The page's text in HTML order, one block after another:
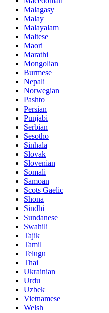
Malagasy
Malay
Malayalam
Maltese
Maori
Marathi
Mongolian
Burmese
Nepali
Norwegian
Pashto
Persian
Punjabi
Serbian
Sesotho
Sinhala
Slovak
Slovenian
Somali
Samoan
Scots Gaelic
Shona
Sindhi
Sundanese
Swahili
Tajik
Tamil
Telugu
Thai
Ukrainian
Urdu
Uzbek
Vietnamese
Welsh